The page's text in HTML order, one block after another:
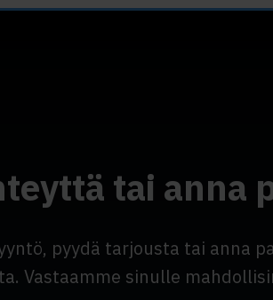
tai anna
pyydä tarjousta tai anna
Vastaamme sinulle